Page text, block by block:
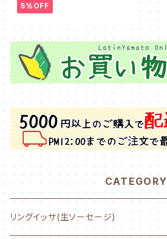
5%OFF
CATEGORY
リングイッサ(生ソーセージ)